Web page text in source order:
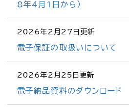
8年4月1日から）
2026年2月27日更新
電子保証の取扱いについて
2026年2月25日更新
電子納品資料のダウンロード